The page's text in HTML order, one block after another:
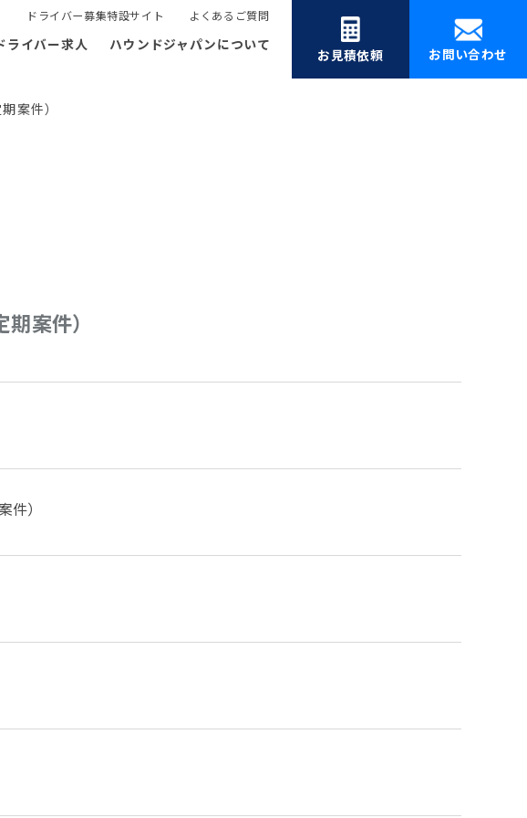
ドライバー募集特設サイト よくあるご質問
ライバー求人 ハウンドジャパンについて
お見積依頼 お問い合わせ
案件）
案件）
）